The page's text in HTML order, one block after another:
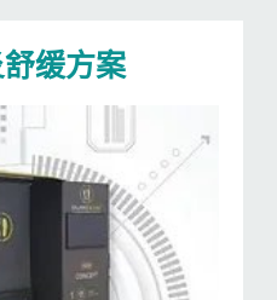
缓方案